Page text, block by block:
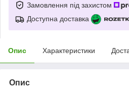
Замовлення під захистом
Доступна доставка
Опис Характеристики
Опис